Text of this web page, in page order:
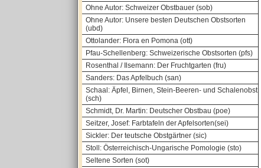
Ohne Autor: Schweizer Obstbauer (sob)
Ohne Autor: Unsere besten Deutschen Obstsorten
(ubd)
Ottolander: Flora en Pomona (ott)
Pfau-Schellenberg: Schweizerische Obstsorten (pfs)
Rosenthal / Ilsemann: Der Fruchtgarten (fru)
Sanders: Das Apfelbuch (san)
Schaal: Äpfel, Birnen, Stein-Beeren- und Schalenobst
(sch)
Schmidt, Dr. Martin: Deutscher Obstbau (poe)
Seitzer, Josef: Farbtafeln der Apfelsorten(sei)
Sickler: Der teutsche Obstgärtner (sic)
Stoll: Österreichisch-Ungarische Pomologie (sto)
Seltene Sorten (sot)